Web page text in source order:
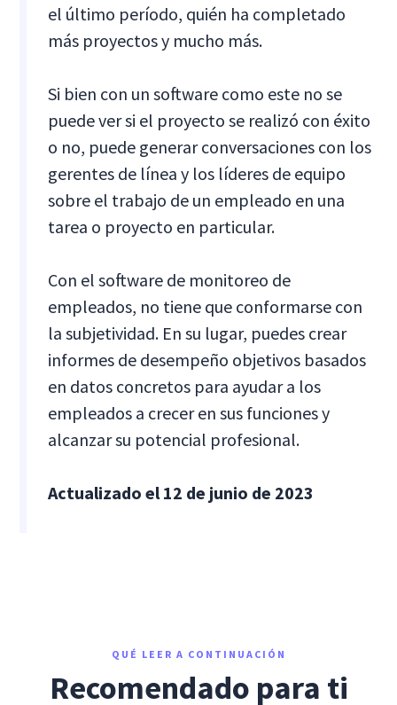
el último período, quién ha completado
más proyectos y mucho más.
Si bien con un software como este no se
puede ver si el proyecto se realizó con éxito
o no, puede generar conversaciones con los
gerentes de línea y los líderes de equipo
sobre el trabajo de un empleado en una
tarea o proyecto en particular.
Con el software de monitoreo de
empleados, no tiene que conformarse con
la subjetividad. En su lugar, puedes crear
informes de desempeño objetivos basados
en datos concretos para ayudar a los
empleados a crecer en sus funciones y
alcanzar su potencial profesional.
Actualizado el 12 de junio de 2023
QUÉ LEER A CONTINUACIÓN
Recomendado para ti